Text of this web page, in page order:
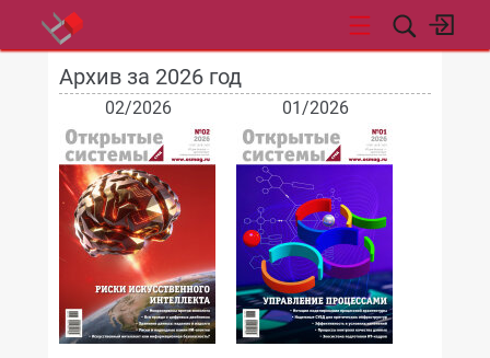
Архив за 2026 год
02/2026 01/2026